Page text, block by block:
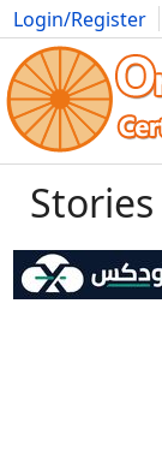
Login/Register
Photography